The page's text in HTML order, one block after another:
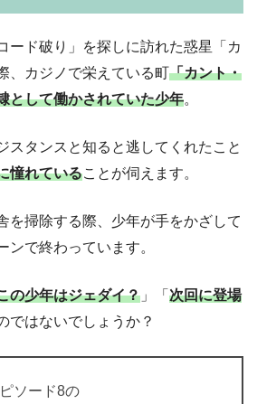
ード破り」を探しに訪れた惑星「カ
、カジノで栄えている町「カント・
として働かされていた少年。
スタンスと知ると逃してくれたこと
憧れていることが伺えます。
を掃除する際、少年が手をかざして
ンで終わっています。
の少年はジェダイ？ 」「 次回に登場
ではないでしょうか？
ソード8の